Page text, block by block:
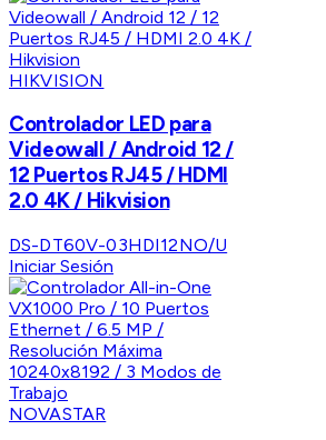
HIKVISION
Controlador LED para
Videowall / Android 12 /
12 Puertos RJ45 / HDMI
2.0 4K / Hikvision
DS-DT60V-03HDI12NO/U
Iniciar Sesión
NOVASTAR